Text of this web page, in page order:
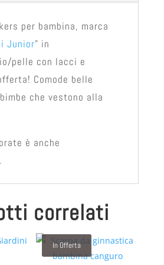
per bambina, marca
Junior" in
pelle con lacci e
Comode belle
che vestono alla
è anche
.
correlati
In Offerta